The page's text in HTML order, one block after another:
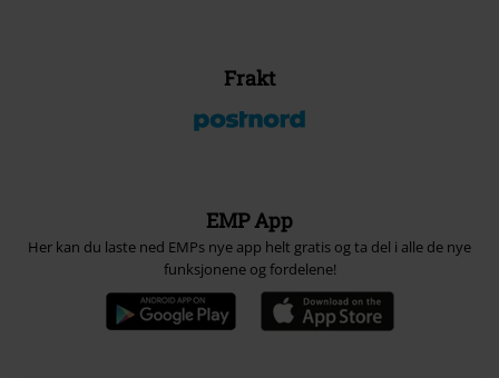
Frakt
EMP App
Her kan du laste ned EMPs nye app helt gratis og ta del i alle de nye
funksjonene og fordelene!